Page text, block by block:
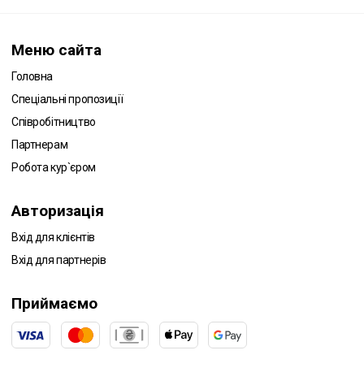
Меню сайта
Головна
Спеціальні пропозиції
Співробітництво
Партнерам
Робота кур`єром
Авторизація
Вхід для клієнтів
Вхід для партнерів
Приймаємо